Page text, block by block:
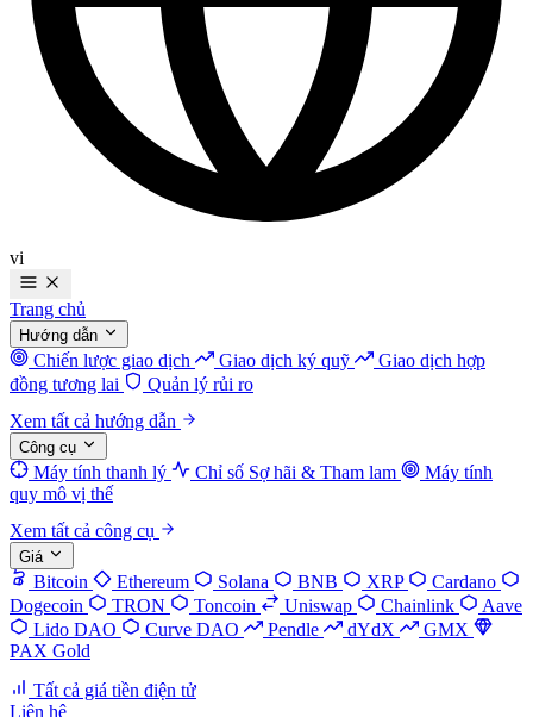
vi
Trang chủ
Hướng dẫn
Chiến lược giao dịch Giao dịch ký quỹ
Giao dịch hợp
đồng tương lai
Quản lý rủi ro
Xem tất cả hướng dẫn
Công cụ
Máy tính thanh lý Chỉ số Sợ hãi & Tham lam
Máy tính
quy mô vị thế
Xem tất cả công cụ
Giá
Bitcoin Ethereum Solana BNB XRP
Cardano
Dogecoin
TRON Toncoin Uniswap Chainlink
Aave
Lido DAO
Curve DAO Pendle dYdX
GMX
PAX Gold
Tất cả giá tiền điện tử
Liên hệ